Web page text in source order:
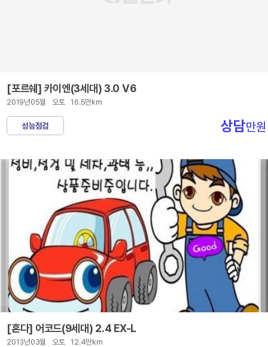
[포르쉐] 카이엔(3세대) 3.0 V6
2019년05월 오토 16.5만km
성능점검 상담만원
[혼다] 어코드(9세대) 2.4 EX-L
2013년03월 오토 12.4만km